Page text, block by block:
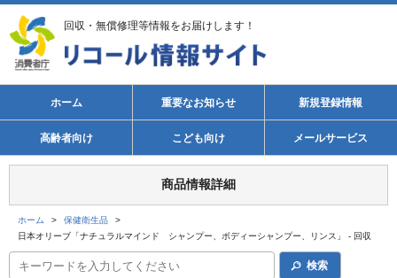
回収・無償修理等情報をお届けします！
ホーム 重要なお知らせ 新規登録情報
高齢者向け こども向け メールサービス
商品情報詳細
ホーム > 保健衛生品
>
日本オリーブ「ナチュラルマインド シャンプー、ボディーシャンプー、リンス」 - 回収
検索